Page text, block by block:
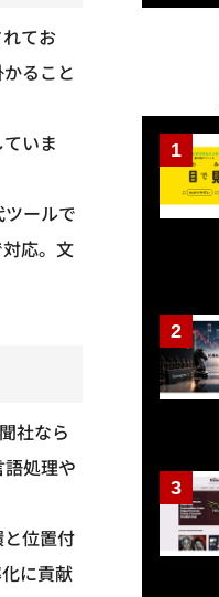
てお
ること
いま
ールで
応。文
社なら
処理や
位置付
に貢献